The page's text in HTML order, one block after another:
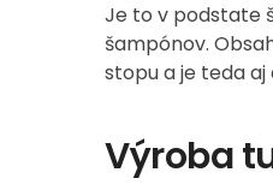
Je to v podstate
šampónov.
stopu a je teda
Výroba